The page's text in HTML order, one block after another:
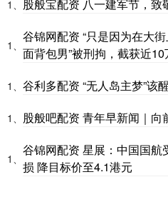
1、 股般宝配资 八一建军节，致
1、
谷锦网配资 “只是因为在大
面背包男”被刑拘，截获近10
1、 谷利多配资 “无人岛主梦”该
1、 股般吧配资 青年早新闻｜
1、
谷锦网配资 星展：中国国
损 降目标价至4.1港元